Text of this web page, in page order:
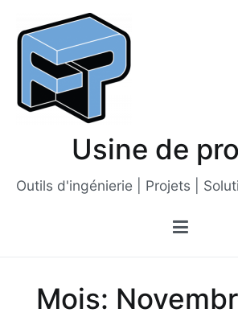
contenu
Usine de
Outils d'ingénierie | Projets |
Mois: